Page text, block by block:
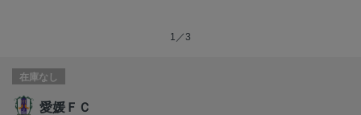
1／3
在庫なし
愛媛ＦＣ